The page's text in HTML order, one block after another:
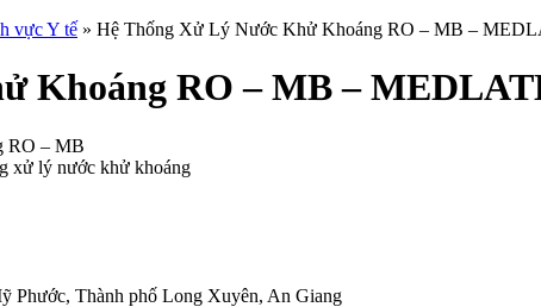
vực Y tế » Hệ Thống Xử Lý Nước Khử Khoáng RO – MB –
Khoáng RO – MB –
RO – MB
xử lý nước khử khoáng
Phước, Thành phố Long Xuyên, An Giang